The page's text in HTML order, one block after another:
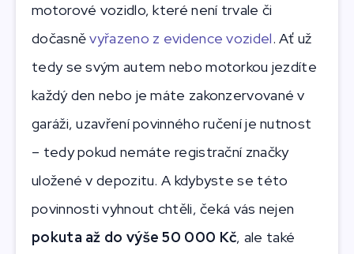
motorové vozidlo, které není trvale či
dočasněvyřazeno z evidence vozidel. Ať už
tedy se svým autem nebo motorkou jezdíte
každý den nebo je máte zakonzervované v
garáži, uzavření povinného ručení je nutnost
– tedy pokud nemáte registrační značky
uložené v depozitu. A kdybyste se této
povinnosti vyhnout chtěli, čeká vás nejen
pokuta až do výše 50 000 Kč, ale také